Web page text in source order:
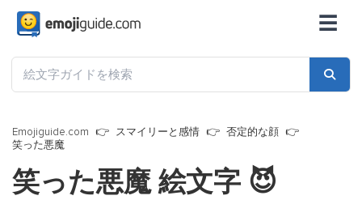
☰
Emojiguide.com スマイリーと感情
否定的な顔
笑った悪魔
笑った悪魔 絵文字 😈